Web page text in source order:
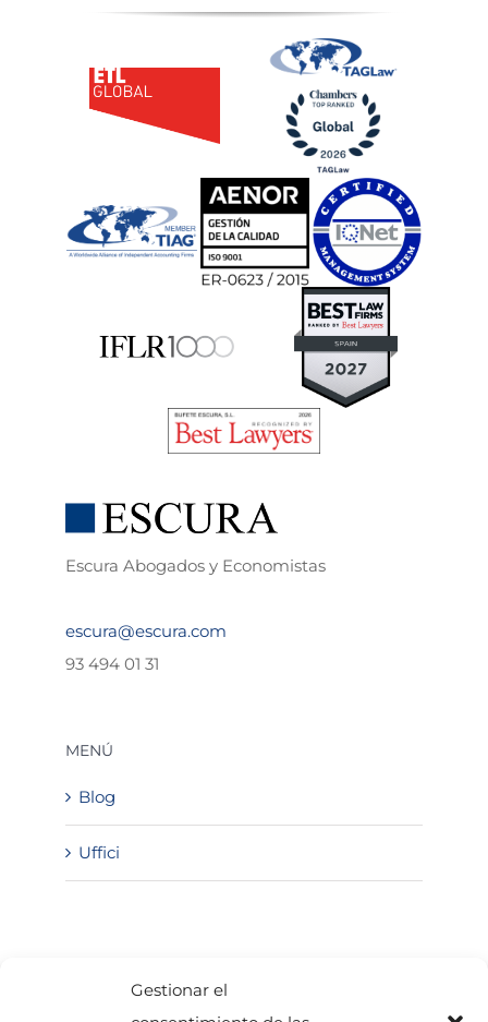
Gestionar el
Escura Abogados y Economistas
escura@escura.com
93 494 01 31
MENÚ
Blog
Uffici